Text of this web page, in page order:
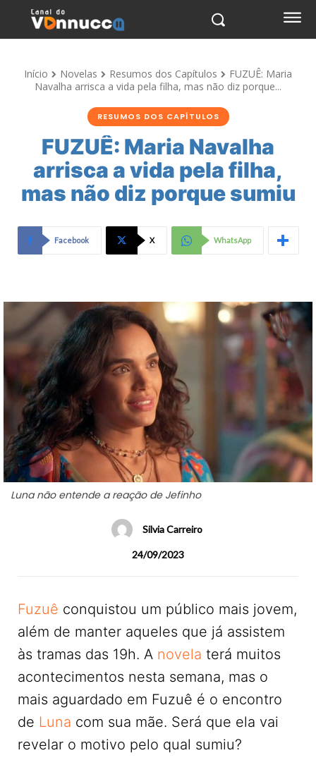
Início Novelas Resumos dos Capítulos
FUZUÊ: Maria
Navalha arrisca a vida pela filha, mas não diz porque...
RESUMOS DOS CAPÍTULOS
FUZUÊ: Maria Navalha
arrisca a vida pela filha,
mas não diz porque sumiu
Facebook X WhatsApp
Luna não entende a reação de Jefinho
Silvia Carreiro
24/09/2023
Fuzuê conquistou um público mais jovem,
além de manter aqueles que já assistem
às tramas das 19h. A novela terá muitos
acontecimentos nesta semana, mas o
mais aguardado em Fuzuê é o encontro
de Luna com sua mãe. Será que ela vai
revelar o motivo pelo qual sumiu?